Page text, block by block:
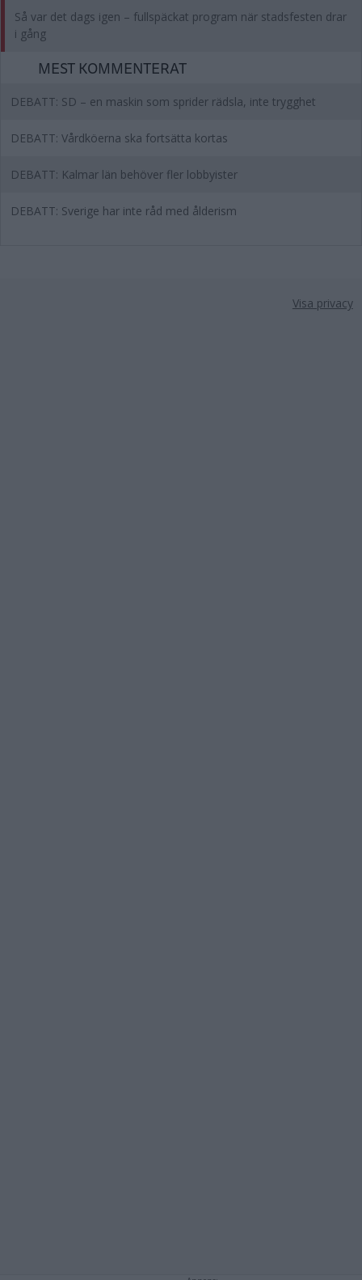
Så var det dags igen – fullspäckat program när stadsfesten drar
i gång
MEST KOMMENTERAT
DEBATT: SD – en maskin som sprider rädsla, inte trygghet
DEBATT: Vårdköerna ska fortsätta kortas
DEBATT: Kalmar län behöver fler lobbyister
DEBATT: Sverige har inte råd med ålderism
Visa privacy